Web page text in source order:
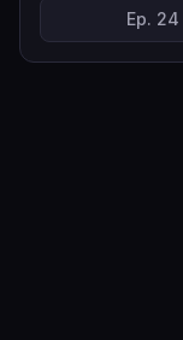
Ep. 24